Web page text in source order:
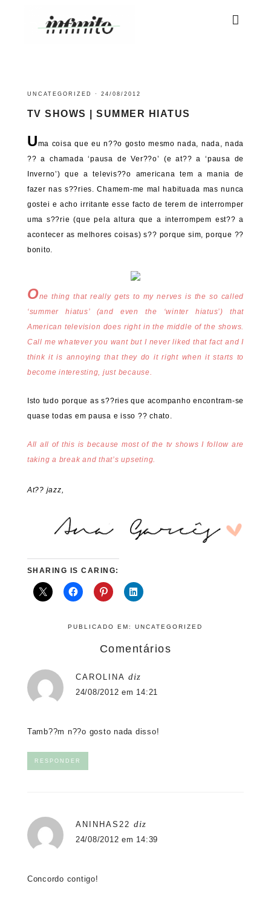
UNCATEGORIZED · 24/08/2012
TV SHOWS | SUMMER HIATUS
Uma coisa que eu n??o gosto mesmo nada, nada, nada
?? a chamada ‘pausa de Ver??o’ (e at?? a ‘pausa de
Inverno’) que a televis??o americana tem a mania de
fazer nas s??ries. Chamem-me mal habituada mas nunca
gostei e acho irritante esse facto de terem de interromper
uma s??rie (que pela altura que a interrompem est?? a
acontecer as melhores coisas) s?? porque sim, porque ??
bonito.
One thing that really gets to my nerves is the so called
‘summer hiatus’ (and even the ‘winter hiatus’) that
American television does right in the middle of the shows.
Call me whatever you want but I never liked that fact and I
think it is annoying that they do it right when it starts to
become interesting, just because.
Isto tudo porque as s??ries que acompanho encontram-se
quase todas em pausa e isso ?? chato.
All all of this is because most of the tv shows I follow are
taking a break and that’s upseting.
At?? jazz,
SHARING IS CARING:
PUBLICADO EM:UNCATEGORIZED
Comentários
CAROLINA diz
24/08/2012 em 14:21
Tamb??m n??o gosto nada disso!
RESPONDER
ANINHAS22 diz
24/08/2012 em 14:39
Concordo contigo!